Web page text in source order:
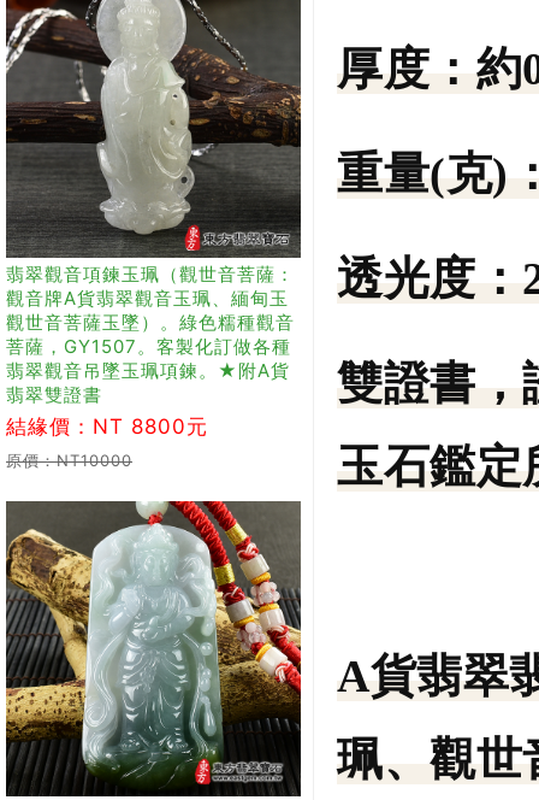
翡翠觀音項鍊玉珮（觀世音菩薩：
觀音牌A貨翡翠觀音玉珮、緬甸玉
觀世音菩薩玉墜）。綠色糯種觀音
菩薩，GY1507。客製化訂做各種
翡翠觀音吊墜玉珮項鍊。★附A貨
翡翠雙證書
結緣價：NT 8800元
原價：NT10000
厚度： 約
重量(克)
透光度：
雙證書，
玉石鑑定
A貨翡翠
珮、觀世